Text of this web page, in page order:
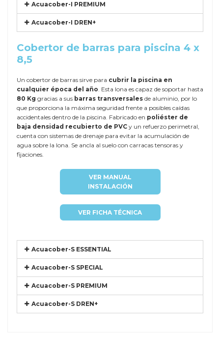
Acuacober-I PREMIUM
Acuacober-I DREN+
Cobertor de barras para piscina 4 x
8,5
Un cobertor de barras sirve para cubrir la piscina en
cualquier época del año. Esta lona es capaz de soportar hasta
80 Kg gracias a sus barras transversales de aluminio, por lo
que proporciona la máxima seguridad frente a posibles caídas
accidentales dentro de la piscina. Fabricado en poliéster de
baja densidad recubierto de PVC y un refuerzo perimetral,
cuenta con sistemas de drenaje para evitar la acumulación de
agua sobre la lona. Se ancla al suelo con carracas tensoras y
fijaciones.
VER MANUAL
INSTALACIÓN
VER FICHA TÉCNICA
Acuacober-S ESSENTIAL
Acuacober-S SPECIAL
Acuacober-S PREMIUM
Acuacober-S DREN+